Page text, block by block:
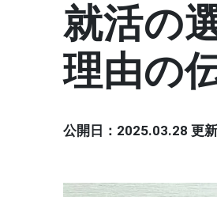
就活の
理由の
公開日：2025.03.28 更